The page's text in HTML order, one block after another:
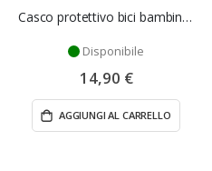
Casco protettivo bici bambina - Dino Bikes
Disponibile
14,90 €
AGGIUNGI AL CARRELLO